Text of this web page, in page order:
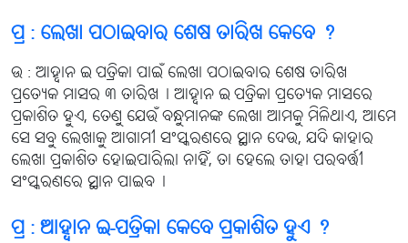
ପ୍ର : ଲେଖା ପଠାଇବାର ଶେଷ ତାରିଖ କେବେ ?
ଉ : ଆହ୍ବାନ ଇ-ପତ୍ରିକା ପାଇଁ ଲେଖା ପଠାଇବାର ଶେଷ ତାରିଖ
ପ୍ରତ୍ୟେକ ମାସର ୩ ତାରିଖ୤ ଆହ୍ବାନ ଇ-ପତ୍ରିକା ପ୍ରତ୍ୟେକ ମାସରେ
ପ୍ରକାଶିତ ହୁଏ, ତେଣୁ ଯେଉଁ ବନ୍ଧୁମାନଙ୍କ ଲେଖା ଆମକୁ ମିଳିଥାଏ, ଆମେ
ସେ ସବୁ ଲେଖାକୁ ଆଗାମୀ ସଂସ୍କରଣରେ ସ୍ଥାନ ଦେଉ, ଯଦି କାହାର
ଲେଖା ପ୍ରକାଶିତ ହୋଇପାରିଲା ନାହିଁ, ତା ହେଲେ ତାହା ପରବର୍ତ୍ତୀ
ସଂସ୍କରଣରେ ସ୍ଥାନ ପାଇବ୤
ପ୍ର : ଆହ୍ବାନ ଇ-ପତ୍ରିକା କେବେ ପ୍ରକାଶିତ ହୁଏ ?